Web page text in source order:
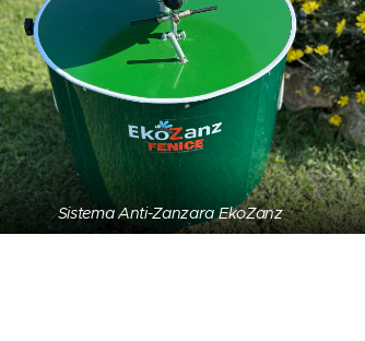
Sistema Anti-Zanzara EkoZanz